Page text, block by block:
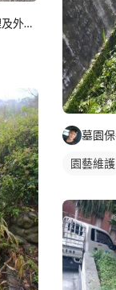
墓園保養樹木修剪割草整理及外牆清潔
園藝維護